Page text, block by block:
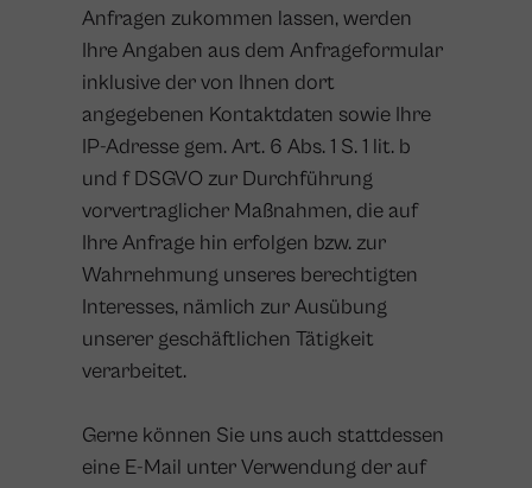
Anfragen zukommen lassen, werden
Ihre Angaben aus dem Anfrageformular
inklusive der von Ihnen dort
angegebenen Kontaktdaten sowie Ihre
IP-Adresse gem. Art. 6 Abs. 1 S. 1 lit. b
und f DSGVO zur Durchführung
vorvertraglicher Maßnahmen, die auf
Ihre Anfrage hin erfolgen bzw. zur
Wahrnehmung unseres berechtigten
Interesses, nämlich zur Ausübung
unserer geschäftlichen Tätigkeit
verarbeitet.
Gerne können Sie uns auch stattdessen
eine E-Mail unter Verwendung der auf